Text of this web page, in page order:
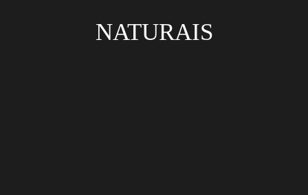
NATURAIS